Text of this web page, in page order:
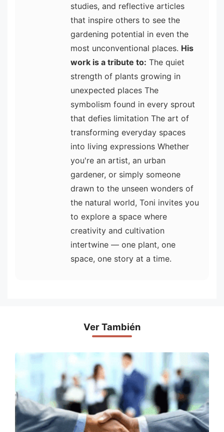
studies, and reflective articles
that inspire others to see the
gardening potential in even the
most unconventional places. His
work is a tribute to: The quiet
strength of plants growing in
unexpected places The
symbolism found in every sprout
that defies limitation The art of
transforming everyday spaces
into living expressions Whether
you're an artist, an urban
gardener, or simply someone
drawn to the unseen wonders of
the natural world, Toni invites you
to explore a space where
creativity and cultivation
intertwine — one plant, one
space, one story at a time.
Ver También